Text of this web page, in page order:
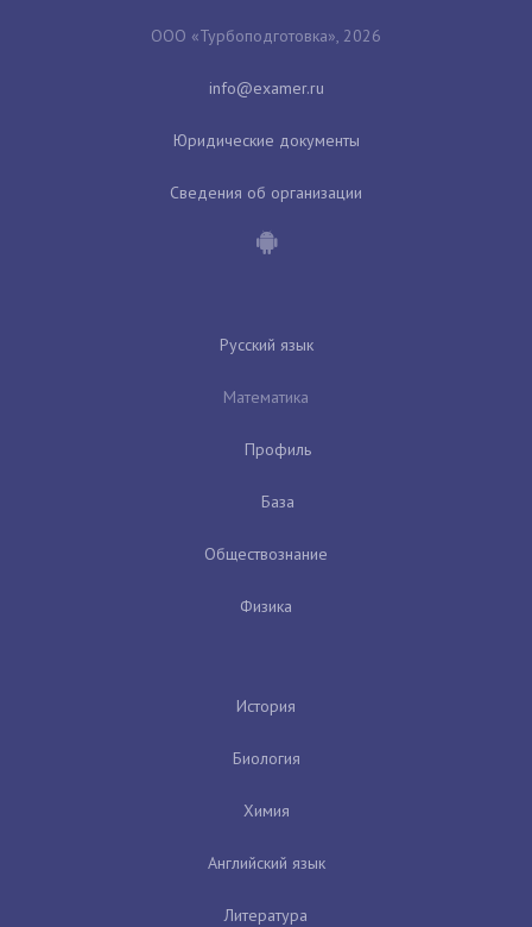
ООО «Турбоподготовка», 2026
Юридические документы
Сведения об организации
Русский язык
Математика
Профиль
База
Обществознание
Физика
История
Биология
Химия
Английский язык
Литература